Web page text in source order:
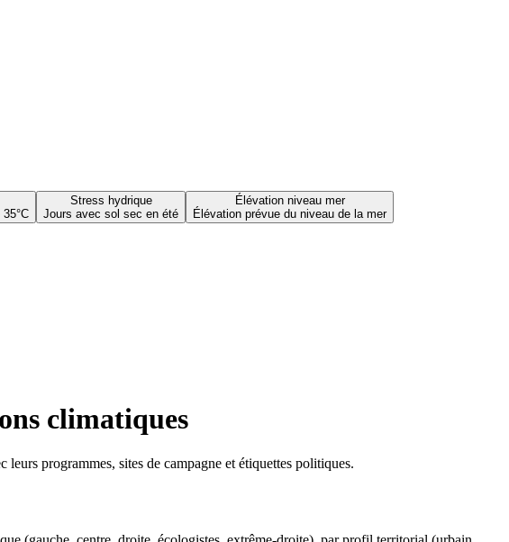
Stress hydrique
Jours avec sol sec en été
Élévation niveau mer
Élévation prévue du niveau de la mer
climatiques
programmes, sites de campagne et étiquettes politiques.